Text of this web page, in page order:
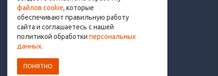
info@get.run
файлов cookie, которые
обеспечивают правильную работу
сайта и соглашаетесь с нашей
политикой обработки персональных
данных.
ПОНЯТНО